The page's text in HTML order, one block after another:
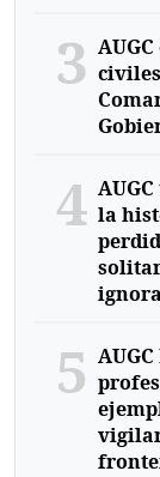
3
4 la
5